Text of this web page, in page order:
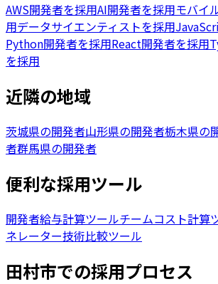
AWS開発者を採用AI開発者を採用モバイ
用データサイエンティストを採用
Python開発者を採用React開発者を採用
を採用
近隣の地域
茨城県の開発者山形県の開発者栃木県の
者群馬県の開発者
便利な採用ツール
開発者給与計算ツールチームコスト計算
ネレーター技術比較ツール
田村市での採用プロセス